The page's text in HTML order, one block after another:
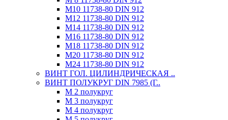
М10 11738-80 DIN 912
М12 11738-80 DIN 912
М14 11738-80 DIN 912
М16 11738-80 DIN 912
М18 11738-80 DIN 912
М20 11738-80 DIN 912
М24 11738-80 DIN 912
ВИНТ ГОЛ. ЦИЛИНДРИЧЕСКАЯ ..
ВИНТ ПОЛУКРУГ DIN 7985 (Г..
М 2 полукруг
М 3 полукруг
М 4 полукруг